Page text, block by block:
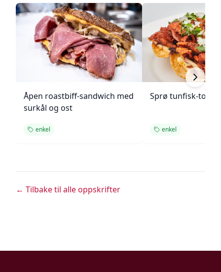
Åpen roastbiff-sandwich med
surkål og ost
enkel
Sprø tunfisk-
enkel
← Tilbake til alle oppskrifter